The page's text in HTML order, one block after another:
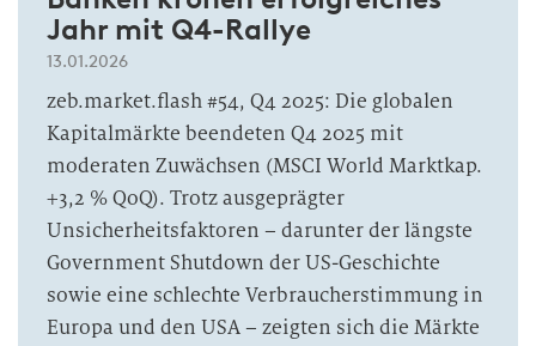
Jahr mit Q4-Rallye
13.01.2026
zeb.market.flash #54, Q4 2025: Die globalen
Kapitalmärkte beendeten Q4 2025 mit
moderaten Zuwächsen (MSCI World Marktkap.
+3,2 % QoQ). Trotz ausgeprägter
Unsicherheitsfaktoren – darunter der längste
Government Shutdown der US-Geschichte
sowie eine schlechte Verbraucherstimmung in
Europa und den USA – zeigten sich die Märkte